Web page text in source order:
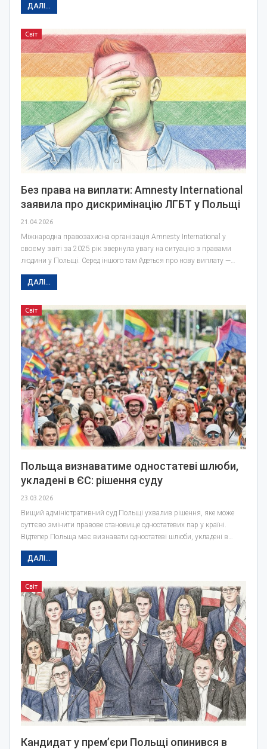
ДАЛІ...
Світ
Без права на виплати: Amnesty International
заявила про дискримінацію ЛГБТ у Польщі
21.04.2026
Міжнародна правозахисна організація Amnesty International у
своєму звіті за 2025 рік звернула увагу на ситуацію з правами
людини у Польщі. Серед іншого там йдеться про нову виплату —…
ДАЛІ...
Світ
Польща визнаватиме одностатеві шлюби,
укладені в ЄС: рішення суду
23.03.2026
Вищий адміністративний суд Польщі ухвалив рішення, яке може
суттєво змінити правове становище одностатевих пар у країні.
Відтепер Польща має визнавати одностатеві шлюби, укладені в…
ДАЛІ...
Світ
Кандидат у прем’єри Польщі опинився в